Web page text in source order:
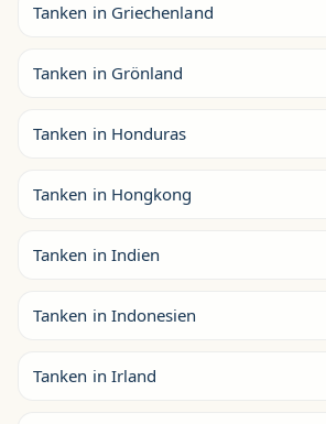
Tanken in Griechenland
Tanken in Grönland
Tanken in Honduras
Tanken in Hongkong
Tanken in Indien
Tanken in Indonesien
Tanken in Irland